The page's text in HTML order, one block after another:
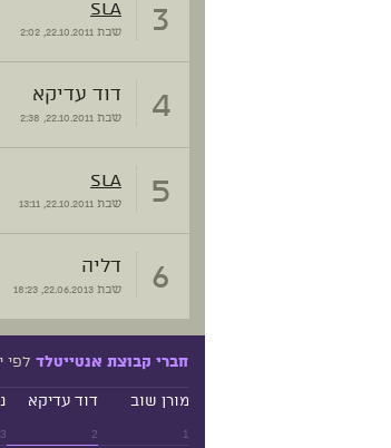
3
SLA
שבת
4 דוד עדיקא
שבת
5
SLA
שבת
6 דליה
שבת
חברי קבוצת אנטייטלד לפי
1
מורן שוב
2
דוד עדיקא
3